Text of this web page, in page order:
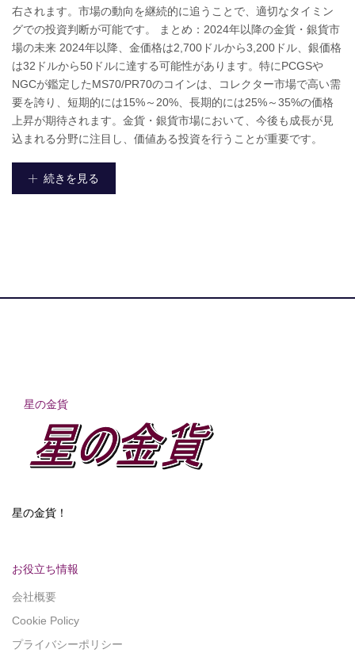
右されます。市場の動向を継続的に追うことで、適切なタイミン
グでの投資判断が可能です。 まとめ：2024年以降の金貨・銀貨市
場の未来 2024年以降、金価格は2,700ドルから3,200ドル、銀価格
は32ドルから50ドルに達する可能性があります。特にPCGSや
NGCが鑑定したMS70/PR70のコインは、コレクター市場で高い需
要を誇り、短期的には15%～20%、長期的には25%～35%の価格
上昇が期待されます。金貨・銀貨市場において、今後も成長が見
込まれる分野に注目し、価値ある投資を行うことが重要です。
続きを見る
星の金貨
星の金貨！
お役立ち情報
会社概要
Cookie Policy
プライバシーポリシー